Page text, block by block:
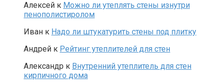
Алексей к Можно ли утеплять стены изнутри
пенополистиролом
Иван к Надо ли штукатурить стены под плитку
Андрей к Рейтинг утеплителей для стен
Александр к Внутренний утеплитель для стен
кирпичного дома